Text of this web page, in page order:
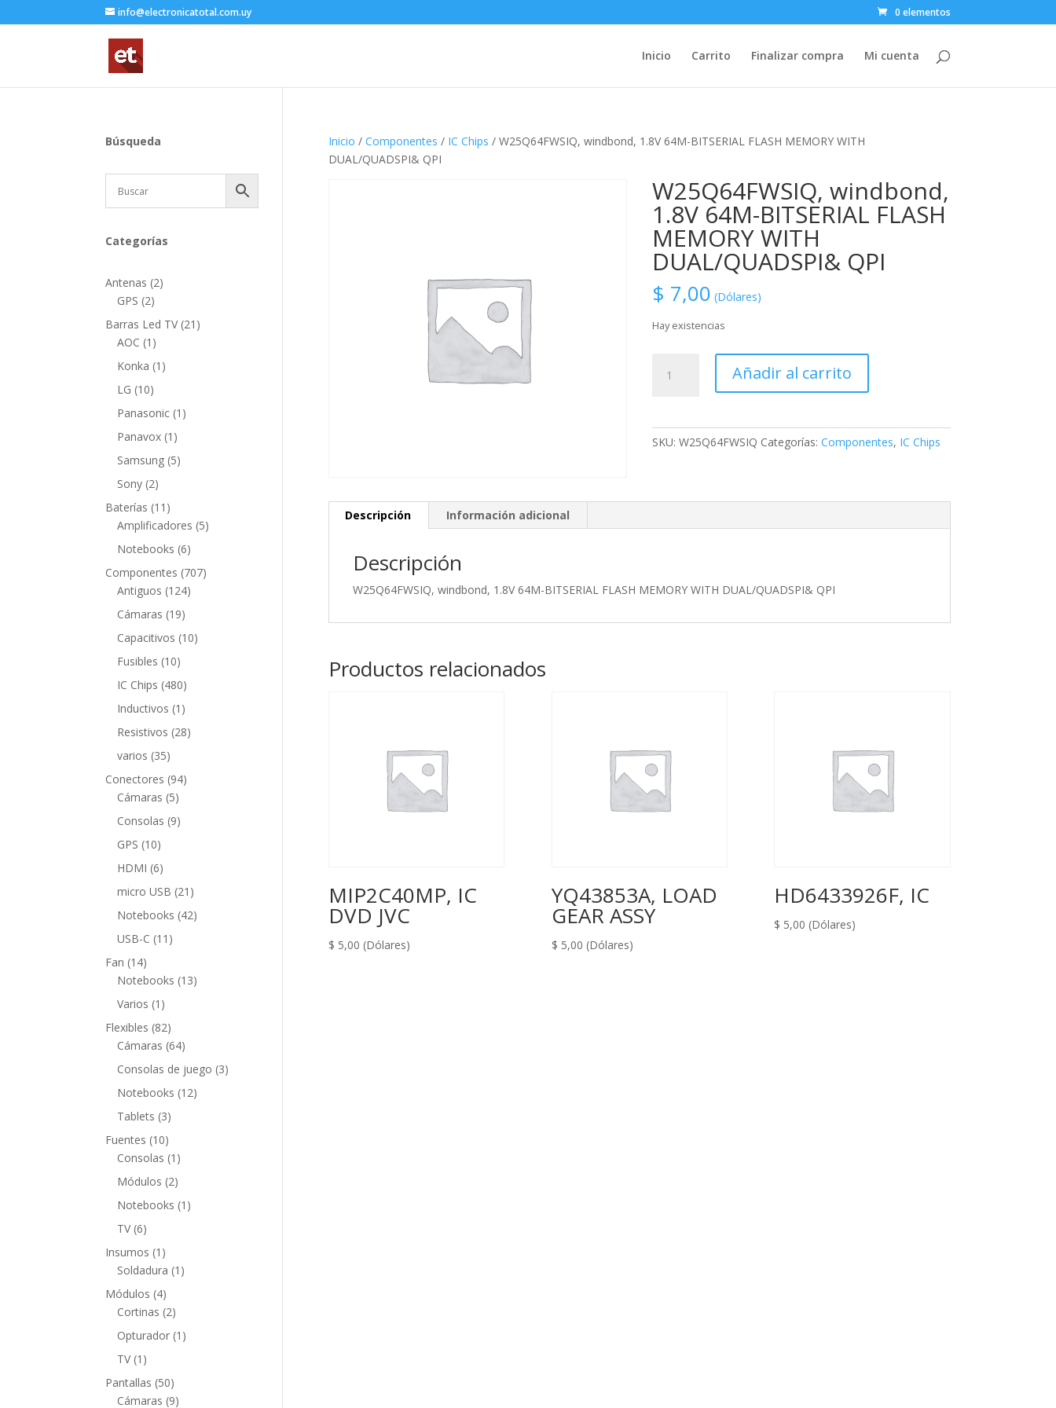
info@electronicatotal.com.uy 0 elementos
Inicio Carrito Finalizar compra Mi cuenta
Inicio / Componentes / IC Chips / W25Q64FWSIQ, windbond, 1.8V 64M-BITSERIAL FLASH MEMORY WITH
DUAL/QUADSPI& QPI
W25Q64FWSIQ, windbond,
1.8V 64M-BITSERIAL FLASH
MEMORY WITH
DUAL/QUADSPI& QPI
$ 7,00 (Dólares)
Hay existencias
windbond,
DUAL/QUADSPI&
QPI
Añadir al carrito
SKU: W25Q64FWSIQ Categorías: Componentes, IC Chips
Descripción Información adicional
Descripción
W25Q64FWSIQ, windbond, 1.8V 64M-BITSERIAL FLASH MEMORY WITH DUAL/QUADSPI& QPI
Productos relacionados
MIP2C40MP, IC
DVD JVC
$ 5,00 (Dólares)
YQ43853A, LOAD
GEAR ASSY
$ 5,00 (Dólares)
HD6433926F, IC
$ 5,00 (Dólares)
Búsqueda
Categorías
Antenas 22
GPS 22
productos
Barras Led TV 21 21
AOC 1 1
producto
Konka 1 1
LG 1010
productos
Panasonic 1 1
Panavox 1 1
producto
Samsung 55
Sony 22
productos
Baterías 11 11
productos
Amplificadores 55
Notebooks 66
productos
Componentes 707707
Antiguos 124124
Cámaras 1919
productos
Capacitivos 1010
Fusibles 1010
productos
IC Chips 480480
productos
Inductivos 1 1
producto
Resistivos 2828
varios 3535
productos
Conectores 9494
Cámaras 55
productos
Consolas 99
GPS 1010
productos
HDMI 66
productos
micro USB 21 21
productos
Notebooks 4242
USB-C 11 11
Fan 1414
productos
Notebooks 1313
Varios 1 1
producto
Flexibles 8282
productos
Cámaras 6464
productos
Consolas de juego 33
Notebooks 1212
Tablets 33
productos
Fuentes 1010
productos
Consolas 1 1
producto
Módulos 22
productos
Notebooks 1 1
TV 66
productos
Insumos 1 1
producto
Soldadura 1 1
Módulos 44
productos
Cortinas 22
productos
Opturador 1 1
TV 1 1
producto
Pantallas 5050
productos
Cámaras 99